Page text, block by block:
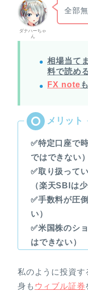
ダナハーちゃ
ん
全部
相場当て
料で読め
FX note
✅特定口座で
ではできない）
✅取り扱って
（楽天SBIは少
✅手数料が圧
い）
✅米国株のシ
はできない）
私のように投資す
身も ウィブル証券